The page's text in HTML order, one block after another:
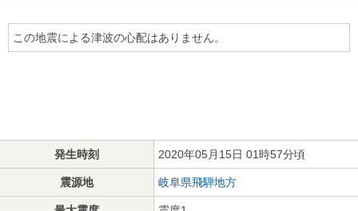
この地震による津波の心配はありません。
発生時刻 2020年05月15日 01時57分頃
震源地 岐阜県飛騨地方